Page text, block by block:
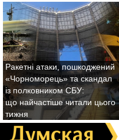
Ракетні атаки, пошкоджений
«Чорноморець» та скандал
із полковником СБУ:
що найчастіше читали цього
тижня